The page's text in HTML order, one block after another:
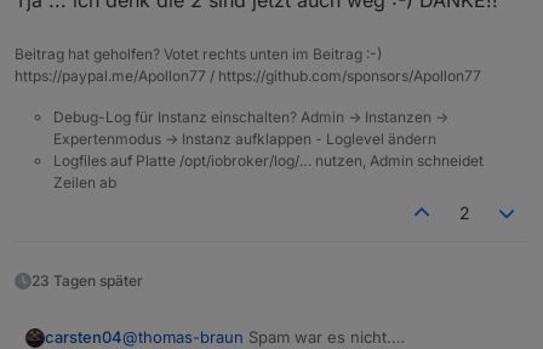
Beitrag hat geholfen? Votet rechts unten im Beitrag :-)
https://paypal.me/Apollon77 / https://github.com/sponsors/Apollon77
Debug-Log für Instanz einschalten? Admin -> Instanzen ->
Expertenmodus -> Instanz aufklappen - Loglevel ändern
Logfiles auf Platte /opt/iobroker/log/… nutzen, Admin schneidet
Zeilen ab
2
23 Tagen später
carsten04@thomas-braun Spam war es nicht.